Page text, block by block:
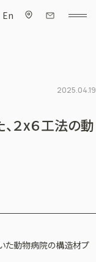
En
2025.04.19
２x６工法の動
た動物病院の構造材プ